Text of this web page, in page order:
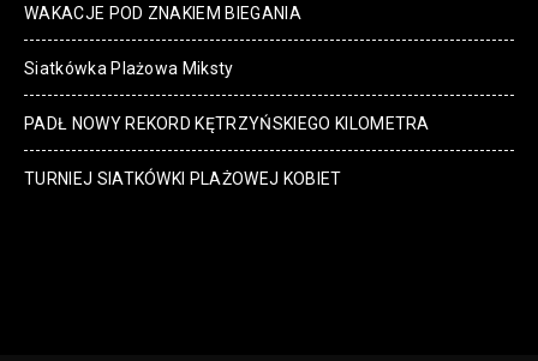
WAKACJE POD ZNAKIEM BIEGANIA
Siatkówka Plażowa Miksty
PADŁ NOWY REKORD KĘTRZYŃSKIEGO KILOMETRA
TURNIEJ SIATKÓWKI PLAŻOWEJ KOBIET